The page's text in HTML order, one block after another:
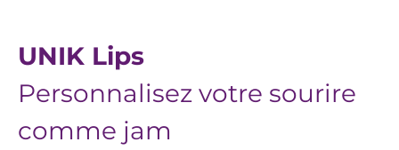
UNIK Lips
Personnalisez votre sourire
comme jam